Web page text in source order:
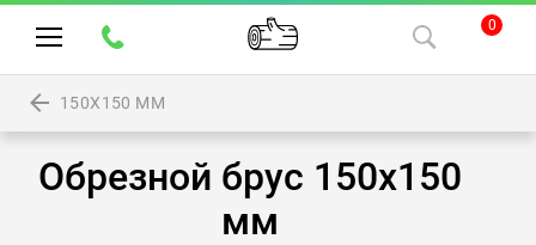
0
150Х150 ММ
Обрезной брус 150х150
мм